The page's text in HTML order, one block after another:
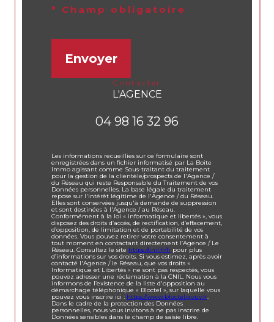
* Champ obligatoire
Envoyer
contacter
L'AGENCE
04 98 16 32 96
Les informations recueillies sur ce formulaire sont
enregistrées dans un fichier informatisé par La Boite
Immo agissant comme Sous-traitant du traitement
pour la gestion de la clientèle/prospects de l'Agence /
du Réseau qui reste Responsable du Traitement de vos
Données personnelles. La base légale du traitement
repose sur l'intérêt légitime de l'Agence / du Réseau.
Elles sont conservées jusqu'à demande de suppression
et sont destinées à l'Agence / au Réseau.
Conformément à la loi « informatique et libertés », vous
disposez des droits d’accès, de rectification, d’effacement,
d’opposition, de limitation et de portabilité de vos
données. Vous pouvez retirer votre consentement à
tout moment en contactant directement l’Agence / Le
Réseau. Consultez le site https://cnil.fr/fr pour plus
d’informations sur vos droits. Si vous estimez, après avoir
contacté l'Agence / le Réseau, que vos droits «
Informatique et Libertés » ne sont pas respectés, vous
pouvez adresser une réclamation à la CNIL. Nous vous
informons de l’existence de la liste d'opposition au
démarchage téléphonique « Bloctel », sur laquelle vous
pouvez vous inscrire ici : https://www.bloctel.gouv.fr.
Dans le cadre de la protection des Données
personnelles, nous vous invitons à ne pas inscrire de
Données sensibles dans le champ de saisie libre.